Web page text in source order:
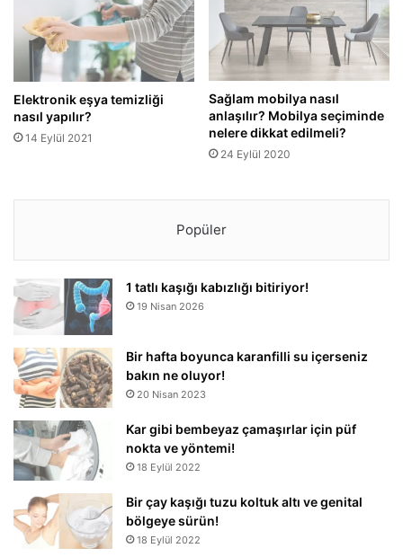
Elektronik eşya temizliği
nasıl yapılır?
14 Eylül 2021
Sağlam mobilya nasıl
anlaşılır? Mobilya seçiminde
nelere dikkat edilmeli?
24 Eylül 2020
Popüler
1 tatlı kaşığı kabızlığı bitiriyor!
19 Nisan 2026
Bir hafta boyunca karanfilli su içerseniz
bakın ne oluyor!
20 Nisan 2023
Kar gibi bembeyaz çamaşırlar için püf
nokta ve yöntemi!
18 Eylül 2022
Bir çay kaşığı tuzu koltuk altı ve genital
bölgeye sürün!
18 Eylül 2022